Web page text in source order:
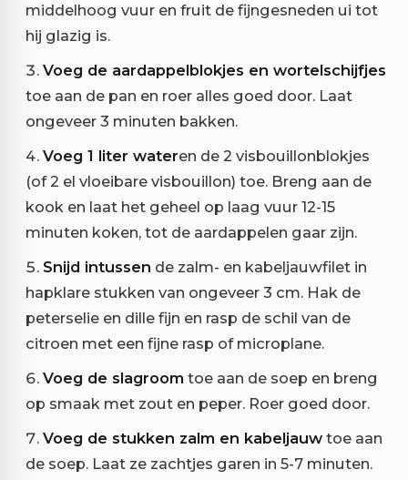
middelhoog vuur en fruit de fijngesneden ui tot
hij glazig is.
Voeg de aardappelblokjes en wortelschijfjes
toe aan de pan en roer alles goed door. Laat
ongeveer 3 minuten bakken.
Voeg 1 liter wateren de 2 visbouillonblokjes
(of 2 el vloeibare visbouillon) toe. Breng aan de
kook en laat het geheel op laag vuur 12-15
minuten koken, tot de aardappelen gaar zijn.
Snijd intussen de zalm- en kabeljauwfilet in
hapklare stukken van ongeveer 3 cm. Hak de
peterselie en dille fijn en rasp de schil van de
citroen met een fijne rasp of microplane.
Voeg de slagroom toe aan de soep en breng
op smaak met zout en peper. Roer goed door.
Voeg de stukken zalm en kabeljauw toe aan
de soep. Laat ze zachtjes garen in 5-7 minuten.